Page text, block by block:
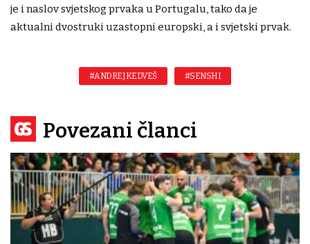
je i naslov svjetskog prvaka u Portugalu, tako da je
aktualni dvostruki uzastopni europski, a i svjetski prvak.
#ANDREJ KEDVEŠ #SENSHI
Povezani članci